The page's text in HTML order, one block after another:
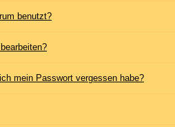
benutzt?
mein Passwort vergessen habe?